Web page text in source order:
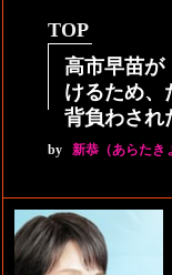
TOP
高市早苗が
けるため、
背負わされ
by 新恭（あらたき